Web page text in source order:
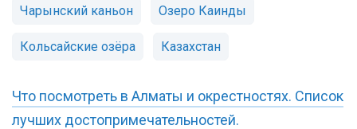
Чарынский каньон Озеро Каинды
Кольсайские озёра Казахстан
Что посмотреть в Алматы и окрестностях. Список
лучших достопримечательностей.